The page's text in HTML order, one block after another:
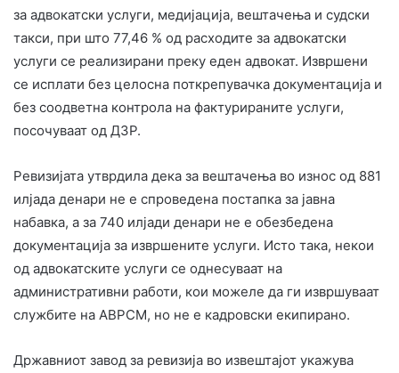
за адвокатски услуги, медијација, вештачења и судски
такси, при што 77,46 % од расходите за адвокатски
услуги се реализирани преку еден адвокат. Извршени
се исплати без целосна поткрепувачка документација и
без соодветна контрола на фактурираните услуги,
посочуваат од ДЗР.
Ревизијата утврдила дека за вештачења во износ од 881
илјада денари не е спроведена постапка за јавна
набавка, а за 740 илјади денари не е обезбедена
документација за извршените услуги. Исто така, некои
од адвокатските услуги се однесуваат на
административни работи, кои можеле да ги извршуваат
службите на АВРСМ, но не е кадровски екипирано.
Државниот завод за ревизија во извештајот укажува